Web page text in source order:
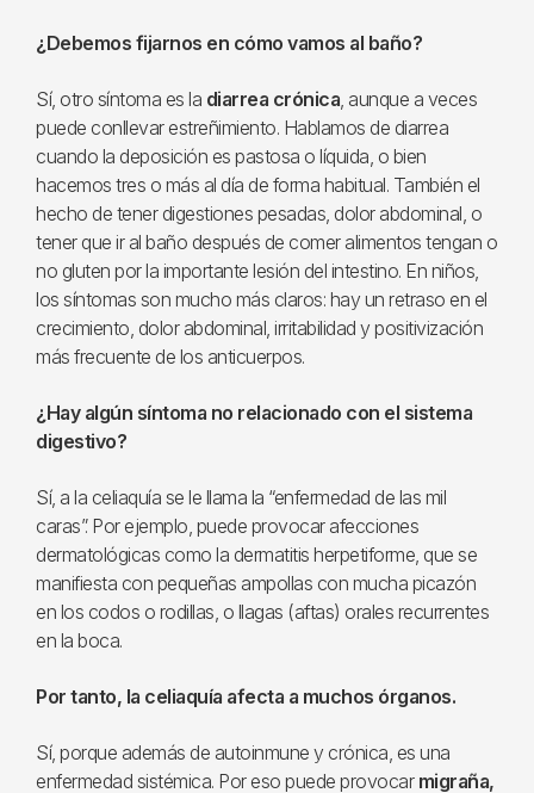
¿Debemos fijarnos en cómo vamos al baño?
Sí, otro síntoma es la diarrea crónica, aunque a veces
puede conllevar estreñimiento. Hablamos de diarrea
cuando la deposición es pastosa o líquida, o bien
hacemos tres o más al día de forma habitual. También el
hecho de tener digestiones pesadas, dolor abdominal, o
tener que ir al baño después de comer alimentos tengan o
no gluten por la importante lesión del intestino. En niños,
los síntomas son mucho más claros: hay un retraso en el
crecimiento, dolor abdominal, irritabilidad y positivización
más frecuente de los anticuerpos.
¿Hay algún síntoma no relacionado con el sistema
digestivo?
Sí, a la celiaquía se le llama la “enfermedad de las mil
caras”. Por ejemplo, puede provocar afecciones
dermatológicas como la dermatitis herpetiforme, que se
manifiesta con pequeñas ampollas con mucha picazón
en los codos o rodillas, o llagas (aftas) orales recurrentes
en la boca.
Por tanto, la celiaquía afecta a muchos órganos.
Sí, porque además de autoinmune y crónica, es una
enfermedad sistémica. Por eso puede provocar migraña,